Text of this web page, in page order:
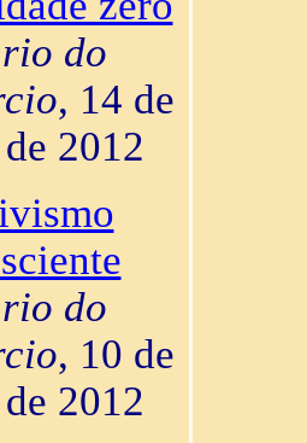
do
, 14 de
2012
do
, 10 de
2012